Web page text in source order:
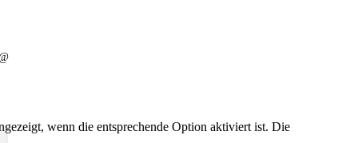
wenn die entsprechende Option aktiviert ist. Die